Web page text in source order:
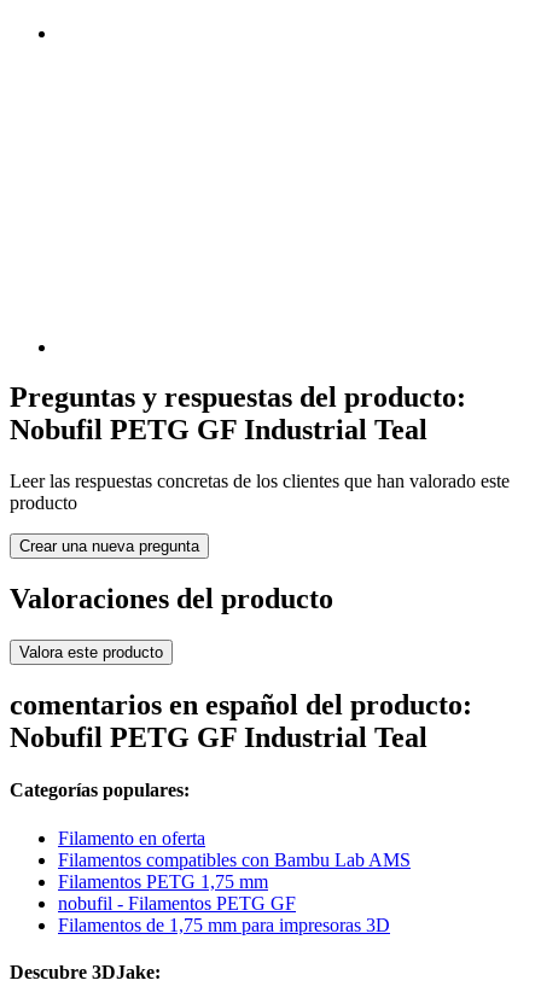
Preguntas y respuestas del producto:
Nobufil PETG GF Industrial Teal
Leer las respuestas concretas de los clientes que han valorado este
producto
Crear una nueva pregunta
Valoraciones del producto
Valora este producto
comentarios en español del producto:
Nobufil PETG GF Industrial Teal
Categorías populares:
Filamento en oferta
Filamentos compatibles con Bambu Lab AMS
Filamentos PETG 1,75 mm
nobufil - Filamentos PETG GF
Filamentos de 1,75 mm para impresoras 3D
Descubre 3DJake: